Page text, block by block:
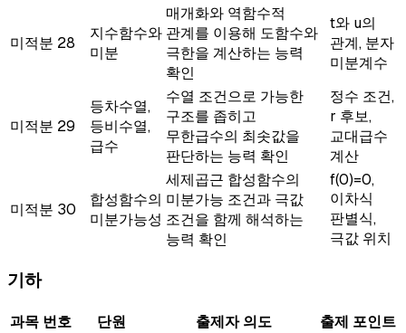
미적분 28
지수함수와
미분
매개화와 역함수적
관계를 이용해 도함수와
극한을 계산하는 능력
확인
t와 u의
관계, 분자
미분계수
미적분 29
등차수열,
등비수열,
급수
수열 조건으로 가능한
구조를 좁히고
무한급수의 최솟값을
판단하는 능력 확인
정수 조건,
r 후보,
교대급수
계산
미적분 30
합성함수의
미분가능성
세제곱근 합성함수의
미분가능 조건과 극값
조건을 함께 해석하는
능력 확인
f(0)=0,
이차식
판별식,
극값 위치
기하
과목 번호 단원 출제자 의도 출제 포인트